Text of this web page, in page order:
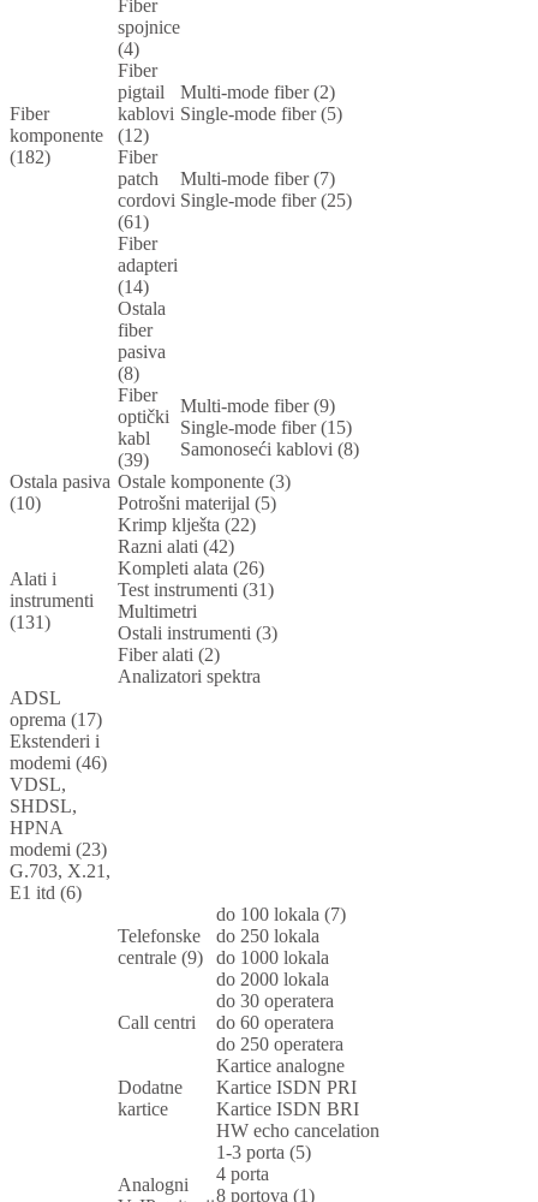
Fiber
komponente
(182)
Fiber
spojnice
(4)
Fiber
pigtail
kablovi
(12)
Multi-mode fiber (2)
Single-mode fiber (5)
Fiber
patch
cordovi
(61)
Multi-mode fiber (7)
Single-mode fiber (25)
Fiber
adapteri
(14)
Ostala
fiber
pasiva
(8)
Fiber
optički
kabl
(39)
Multi-mode fiber (9)
Single-mode fiber (15)
Samonoseći kablovi (8)
Ostala pasiva
(10)
Ostale komponente (3)
Potrošni materijal (5)
Alati i
instrumenti
(131)
Krimp klješta (22)
Razni alati (42)
Kompleti alata (26)
Test instrumenti (31)
Multimetri
Ostali instrumenti (3)
Fiber alati (2)
Analizatori spektra
ADSL
oprema (17)
Ekstenderi i
modemi (46)
VDSL,
SHDSL,
HPNA
modemi (23)
G.703, X.21,
E1 itd (6)
Telefonske
centrale (9)
do 100 lokala (7)
do 250 lokala
do 1000 lokala
do 2000 lokala
Call centri
do 30 operatera
do 60 operatera
do 250 operatera
Dodatne
kartice
Kartice analogne
Kartice ISDN PRI
Kartice ISDN BRI
HW echo cancelation
Analogni
1-3 porta (5)
4 porta
8 portova (1)